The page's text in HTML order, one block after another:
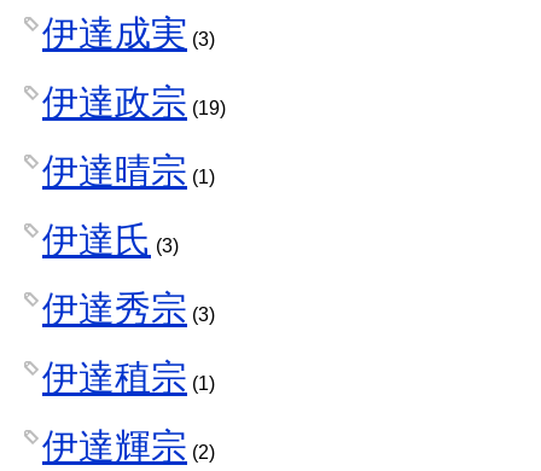
伊達成実 (3)
伊達政宗 (19)
伊達晴宗 (1)
伊達氏 (3)
伊達秀宗 (3)
伊達稙宗 (1)
伊達輝宗 (2)